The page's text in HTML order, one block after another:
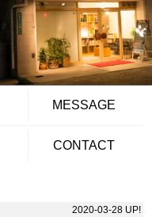
MESSAGE
CONTACT
2020-03-28 UP!